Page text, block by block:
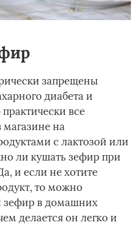
запрещены
диабета и
все
на
с лактозой или
ли кушать зефир при
и если не хотите
то можно
зефир в домашних
делается он легко и